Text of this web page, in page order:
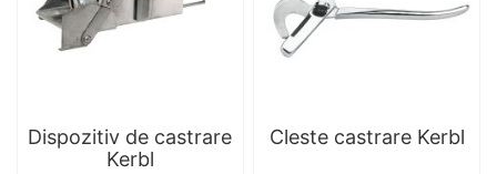
Dispozitiv de castrare
Kerbl
Cleste castrare Kerbl